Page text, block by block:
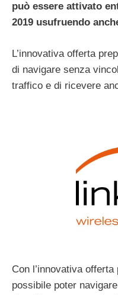
può essere attivato
2019 usufruendo
L’innovativa offerta
di navigare senza
traffico e di ricevere
Con l’innovativa
possibile poter